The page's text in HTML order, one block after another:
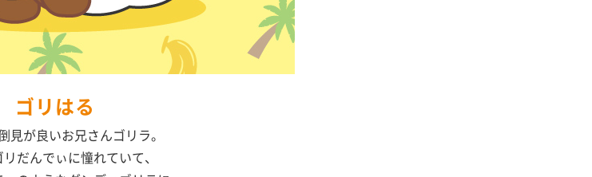
ゴリはる
見が良いお兄さんゴリラ。
リだんでぃに憧れていて、